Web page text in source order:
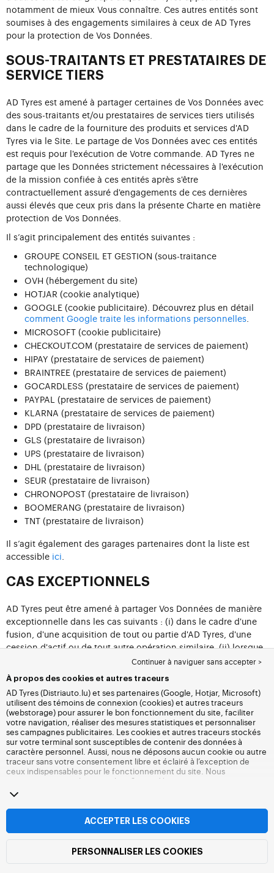
notamment de mieux Vous connaître. Ces autres entités sont
soumises à des engagements similaires à ceux de AD Tyres
pour la protection de Vos Données.
SOUS-TRAITANTS ET PRESTATAIRES DE
SERVICE TIERS
AD Tyres est amené à partager certaines de Vos Données avec
des sous-traitants et/ou prestataires de services tiers utilisés
dans le cadre de la fourniture des produits et services d'AD
Tyres via le Site. Le partage de Vos Données avec ces entités
est requis pour l'exécution de Votre commande. AD Tyres ne
partage que les Données strictement nécessaires à l'exécution
de la mission confiée à ces entités après s'être
contractuellement assuré d'engagements de ces dernières
aussi élevés que ceux pris dans la présente Charte en matière
protection de Vos Données.
Il s’agit principalement des entités suivantes :
GROUPE CONSEIL ET GESTION (sous-traitance
technologique)
OVH (hébergement du site)
HOTJAR (cookie analytique)
GOOGLE (cookie publicitaire). Découvrez plus en détail
comment Google traite les informations personnelles
MICROSOFT (cookie publicitaire)
CHECKOUT.COM (prestataire de services de paiement)
HIPAY (prestataire de services de paiement)
BRAINTREE (prestataire de services de paiement)
GOCARDLESS (prestataire de services de paiement)
PAYPAL (prestataire de services de paiement)
KLARNA (prestataire de services de paiement)
DPD (prestataire de livraison)
GLS (prestataire de livraison)
UPS (prestataire de livraison)
DHL (prestataire de livraison)
SEUR (prestataire de livraison)
CHRONOPOST (prestataire de livraison)
BOOMERANG (prestataire de livraison)
TNT (prestataire de livraison)
Il s’agit également des garages partenaires dont la liste est
accessible ici
CAS EXCEPTIONNELS
AD Tyres peut être amené à partager Vos Données de manière
exceptionnelle dans les cas suivants : (i) dans le cadre d'une
fusion, d'une acquisition de tout ou partie d'AD Tyres, d'une
cession d'actif ou de tout autre opération similaire, (ii) lorsque
ce partage est imposé par la loi, un règlement, une autorité
judiciaire ou administrative compétente ; ou (iii) pour protéger
les droits et/ou la sûreté d'un individu, de prévenir ou de
prendre une mesure à propos d'activités illégales ou
présumées illégales ou pour défendre les droits, la propriété et
la sécurité du Site d'AD Tyres ; (iv) afin d'exécuter et de garantir
les engagements pris par AD Tyres dans Votre intérêt dans le
cadre de la présente Charte.
8. VOS DONNÉES SONT-ELLES
TRANSFÉRÉES EN DEHORS DE
L'UNION EUROPÉENNE ?
Vos Données sont traitées et stockées essentiellement sur le
territoire de Malte, lequel territoire est situé dans l'Union
européenne.
Continuer à naviguer sans accepter >
À propos des cookies et autres traceurs
AD Tyres (Distriauto.lu) et ses partenaires (Google, Hotjar, Microsoft)
utilisent des témoins de connexion (cookies) et autres traceurs
(webstorage) pour assurer le bon fonctionnement du site, faciliter
votre navigation, réaliser des mesures statistiques et personnaliser
ses campagnes publicitaires. Les cookies et autres traceurs stockés
sur votre terminal sont susceptibles de contenir des données à
caractère personnel. Aussi, nous ne déposons aucun cookie ou autre
traceur sans votre consentement libre et éclairé à l’exception de
ceux indispensables pour le fonctionnement du site. Nous
conservons votre choix pendant 6 mois. Vous pouvez retirer votre
consentement à tout moment en vous rendant sur la
autres traceurs
accepter le dépôt de cookies ou autres traceurs. Le refus ne fait pas
obstacle à l’accès aux services Distriauto.lu. Pour plus d’informations,
nous vous invitons à consulter
ACCEPTER LES COOKIES
PERSONNALISER LES COOKIES